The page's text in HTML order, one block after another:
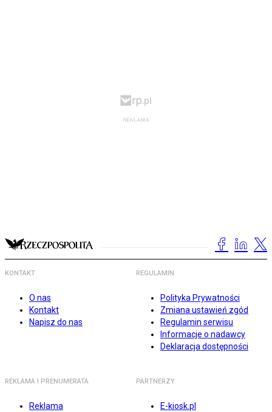
KONTAKT
O nas
Kontakt
Napisz do nas
REGULAMIN
Polityka Prywatności
Zmiana ustawień zgód
Regulamin serwisu
Informacje o nadawcy
Deklaracja dostępności
REKLAMA I PRENUMERATA
Reklama
PARTNERZY
E-kiosk.pl